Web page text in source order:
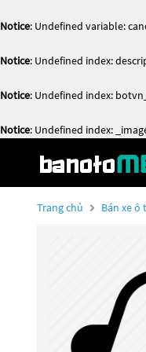
Notice: Undefined variable:
Notice: Undefined index:
Notice: Undefined index:
Notice: Undefined index:
Trang chủ Bán xe ô